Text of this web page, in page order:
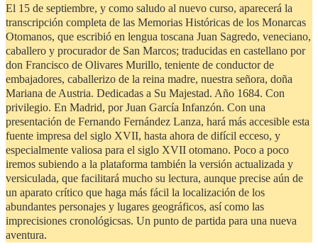
aviso
El 15 de septiembre, y como saludo al nuevo curso, aparecerá la
transcripción completa de las Memorias Históricas de los Monarcas
Otomanos, que escribió en lengua toscana Juan Sagredo, veneciano,
caballero y procurador de San Marcos; traducidas en castellano por
don Francisco de Olivares Murillo, teniente de conductor de
embajadores, caballerizo de la reina madre, nuestra señora, doña
Mariana de Austria. Dedicadas a Su Majestad. Año 1684. Con
privilegio. En Madrid, por Juan García Infanzón. Con una
presentación de Fernando Fernández Lanza, hará más accesible esta
fuente impresa del siglo XVII, hasta ahora de difícil ecceso, y
especialmente valiosa para el siglo XVII otomano. Poco a poco
iremos subiendo a la plataforma también la versión actualizada y
versiculada, que facilitará mucho su lectura, aunque precise aún de
un aparato crítico que haga más fácil la localización de los
abundantes personajes y lugares geográficos, así como las
imprecisiones cronológicsas. Un punto de partida para una nueva
aventura.